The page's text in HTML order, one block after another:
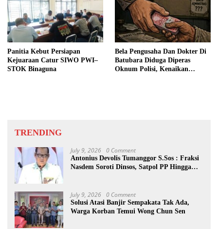
Panitia Kebut Persiapan
Kejuaraan Catur SIWO PWI–
STOK Binaguna
Bela Pengusaha Dan Dokter Di
Batubara Diduga Diperas
Oknum Polisi, Kenaikan
TRENDING
July 9, 2026 0 Comment
Antonius Devolis Tumanggor S.Sos : Fraksi
Nasdem Soroti Dinsos, Satpol PP Hingga
July 9, 2026 0 Comment
Solusi Atasi Banjir Sempakata Tak Ada,
Warga Korban Temui Wong Chun Sen